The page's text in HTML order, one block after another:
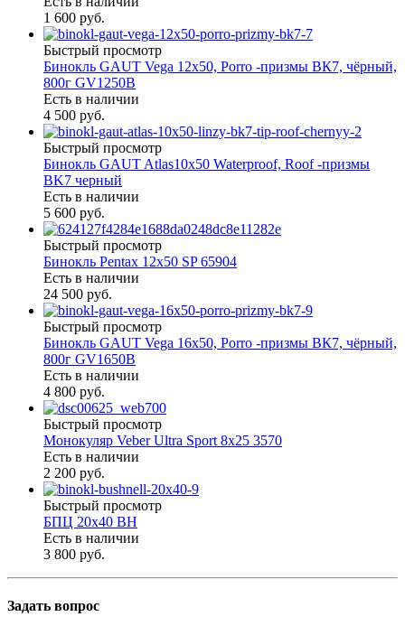
1 600 руб.
Быстрый просмотр
Бинокль GAUT Vega 12x50, Porro -призмы ВК7, чёрный,
800г GV1250B
Есть в наличии
4 500 руб.
Быстрый просмотр
Бинокль GAUT Atlas10x50 Waterproof, Roof -призмы
ВK7 черный
Есть в наличии
5 600 руб.
Быстрый просмотр
Бинокль Pentax 12х50 SP 65904
Есть в наличии
24 500 руб.
Быстрый просмотр
Бинокль GAUT Vega 16x50, Porro -призмы ВК7, чёрный,
800г GV1650B
Есть в наличии
4 800 руб.
Быстрый просмотр
Монокуляр Veber Ultra Sport 8х25 3570
Есть в наличии
2 200 руб.
Быстрый просмотр
БПЦ 20х40 BH
Есть в наличии
3 800 руб.
Задать вопрос